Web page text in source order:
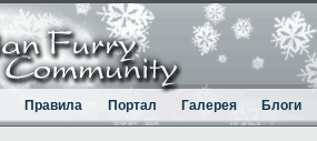
Правила Портал Галерея Блоги